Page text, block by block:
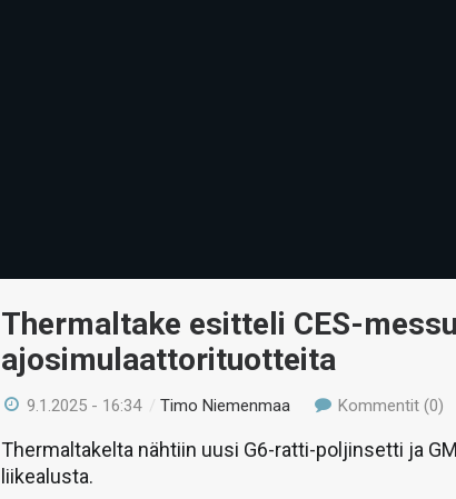
Thermaltake esitteli CES-
ajosimulaattorituotteita
9.1.2025 - 16:34 /Timo Niemenmaa Kommentit (0)
Thermaltakelta nähtiin uusi G6-ratti-poljinsetti ja
liikealusta.